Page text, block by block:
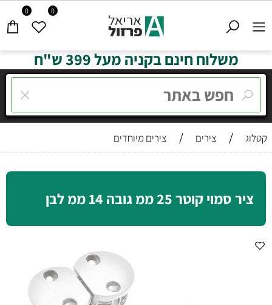
0 0
משלוח חינם בקניה מעל 399 ש"ח
קטלוג / צירים / צירים מיוחדים
ציר סמוי קוטר 25 ממ גובה 14 ממ לבן